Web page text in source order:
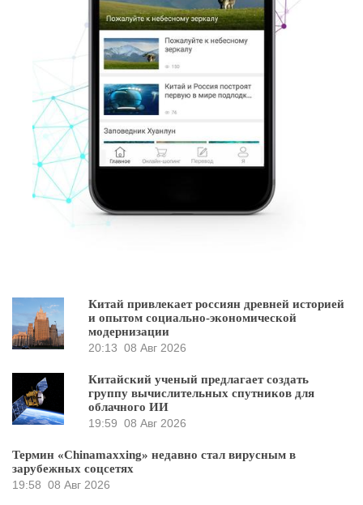
Китай привлекает россиян древней историей
и опытом социально-экономической
модернизации
20:13 08 Авг 2026
Китайский ученый предлагает создать
группу вычислительных спутников для
облачного ИИ
19:59 08 Авг 2026
Термин «Chinamaxxing» недавно стал вирусным в
зарубежных соцсетях
19:58 08 Авг 2026